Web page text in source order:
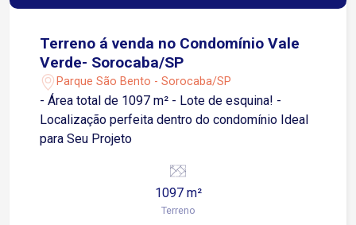
Terreno á venda no Condomínio Vale
Verde- Sorocaba/SP
Parque São Bento - Sorocaba/SP
- Área total de 1097 m² - Lote de esquina! -
Localização perfeita dentro do condomínio Ideal
para Seu Projeto
1097 m²
Terreno